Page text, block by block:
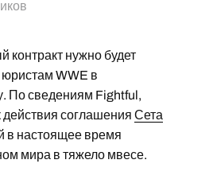
контракт нужно будет
WWE в
По сведениям Fightful,
соглашения Сета
в настоящее время
мира в тяжело мвесе.